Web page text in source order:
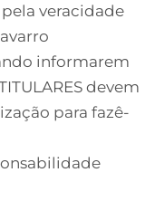
pela veracidade
informarem
devem
para fazê-